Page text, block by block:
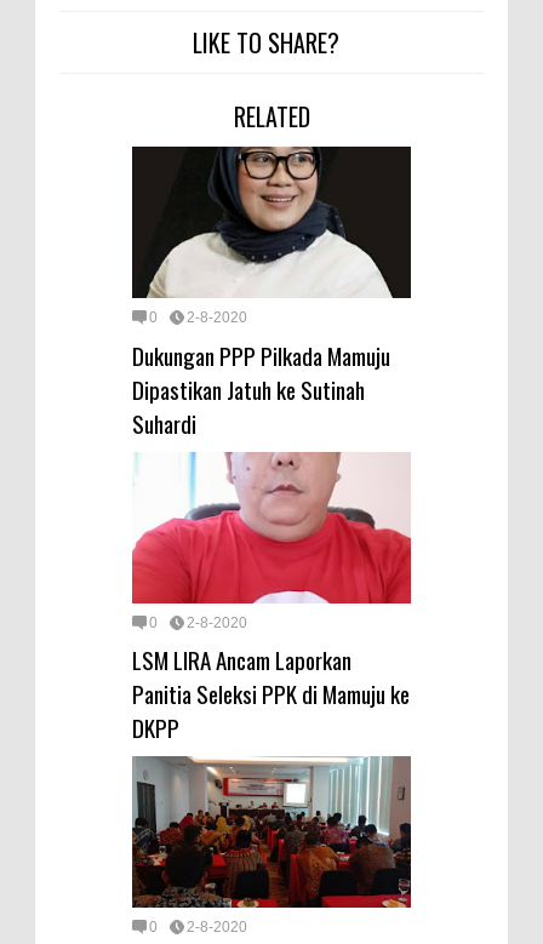
LIKE TO SHARE?
RELATED
0 2-8-2020
Dukungan PPP Pilkada Mamuju
Dipastikan Jatuh ke Sutinah
Suhardi
0 2-8-2020
LSM LIRA Ancam Laporkan
Panitia Seleksi PPK di Mamuju ke
DKPP
0 2-8-2020